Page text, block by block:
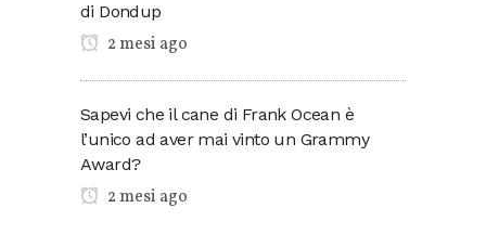
di Dondup
2 mesi ago
Sapevi che il cane di Frank Ocean è
l’unico ad aver mai vinto un Grammy
Award?
2 mesi ago